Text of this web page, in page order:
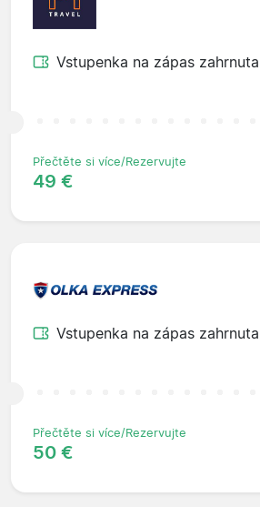
Vstupenka na zápas zahrnuta
Přečtěte si více/Rezervujte
49 €
Vstupenka na zápas zahrnuta
Přečtěte si více/Rezervujte
50 €